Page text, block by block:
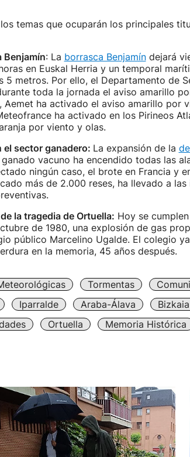
temas que ocuparán los principales
Benjamín: La borrasca Benjamíndejará
en Euskal Herria y un temporal
5 metros. Por ello, el Departamento de
toda la jornada el aviso amarillo
Aemet ha activado el aviso amarillo por
ha activado en los Pirineos
por viento y olas.
el sector ganadero: La expansión de la
vacuno ha encendido todas las
ningún caso, el brote en Francia y
más de 2.000 reses, ha llevado a
la tragedia de Ortuella: Hoy se cumplen
de 1980, una explosión de gas
público Marcelino Ugalde. El colegio
en la memoria, 45 años después.
Tormentas
Iparralde Araba-Álava Bizkaia
Ortuella Memoria Histórica